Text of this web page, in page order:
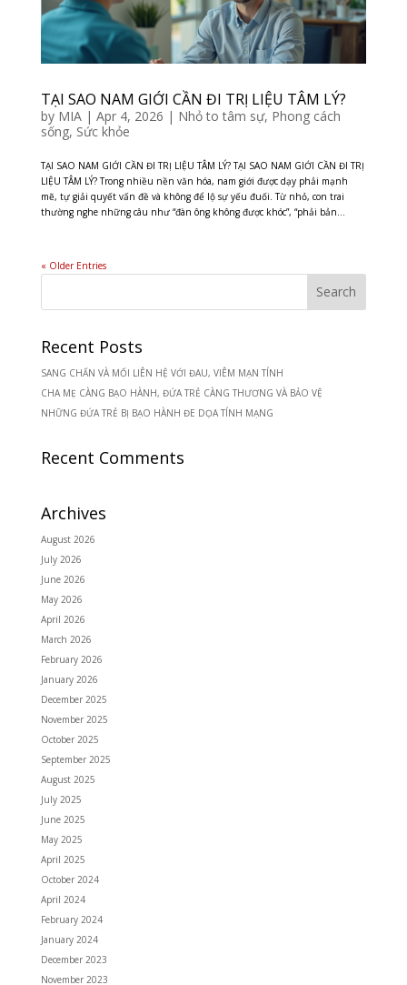
TẠI SAO NAM GIỚI CẦN ĐI TRỊ LIỆU TÂM LÝ?
by MIA| Apr 4, 2026 | Nhỏ to tâm sự, Phong cách
sống, Sức khỏe
TẠI SAO NAM GIỚI CẦN ĐI TRỊ LIỆU TÂM LÝ? TẠI SAO NAM GIỚI CẦN ĐI TRỊ
LIỆU TÂM LÝ? Trong nhiều nền văn hóa, nam giới được dạy phải mạnh
mẽ, tự giải quyết vấn đề và không để lộ sự yếu đuối. Từ nhỏ, con trai
thường nghe những câu như “đàn ông không được khóc”, “phải bản...
« Older Entries
Recent Posts
SANG CHẤN VÀ MỐI LIÊN HỆ VỚI ĐAU, VIÊM MẠN TÍNH
CHA MẸ CÀNG BẠO HÀNH, ĐỨA TRẺ CÀNG THƯƠNG VÀ BẢO VỆ
NHỮNG ĐỨA TRẺ BỊ BẠO HÀNH ĐE DỌA TÍNH MẠNG
Recent Comments
Archives
August 2026
July 2026
June 2026
May 2026
April 2026
March 2026
February 2026
January 2026
December 2025
November 2025
October 2025
September 2025
August 2025
July 2025
June 2025
May 2025
April 2025
October 2024
April 2024
February 2024
January 2024
December 2023
November 2023